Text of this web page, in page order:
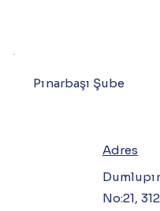
Adres
No:21,
Pınarbaşı Şube